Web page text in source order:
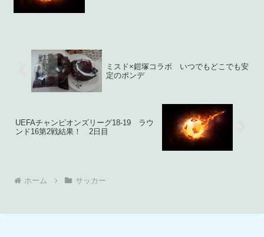
ミスド×鎧塚コラボ いつでもどこでも安
定のポンデ
UEFAチャンピオンズリーグ18-19 ラウ
ンド16第2戦結果！ 2日目
ホーム サッカー